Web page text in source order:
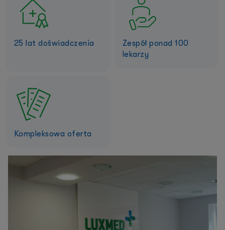
25 lat doświadczenia
Zespół ponad 100
lekarzy
Kompleksowa oferta